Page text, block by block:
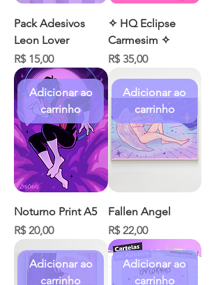
Pack Adesivos
Leon Lover
Preço
R$ 15,00
✧ HQ Eclipse
Carmesim ✧
Preço
R$ 35,00
Adicionar ao
carrinho
Noturno Print A5
Preço
R$ 20,00
Adicionar ao
carrinho
Fallen Angel
Preço
R$ 22,00
Adicionar ao
carrinho
Adicionar ao
carrinho